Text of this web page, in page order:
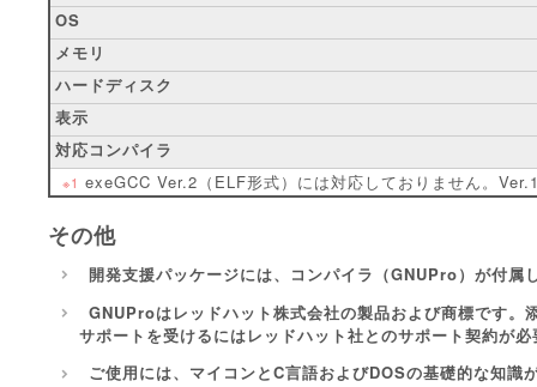
OS
メモリ
ハードディスク
表示
対応コンパイラ
※1 exeGCC Ver.2（ELF形式）には対応しておりません。
その他
開発支援パッケージには、コンパイラ（GNUPro）が付属
GNUProはレッドハット株式会社の製品および商標です
サポートを受けるにはレッドハット社とのサポート契約が
ご使用には、マイコンとC言語およびDOSの基礎的な知識